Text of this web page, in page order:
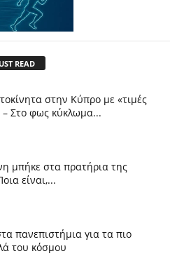
READ
στην Κύπρο με «τιμές
Στο φως κύκλωμα...
μπήκε στα πρατήρια της
είναι,...
πανεπιστήμια για τα πιο
του κόσμου